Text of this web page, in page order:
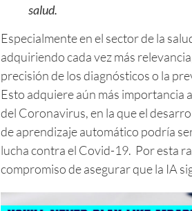
salud.
Especialmente en el sector de la
adquiriendo cada vez más
precisión de los diagnósticos o la
Esto adquiere aún más importancia
del Coronavirus, en la que el
de aprendizaje automático podría
lucha contra el Covid-19. Por esta
compromiso de asegurar que la IA